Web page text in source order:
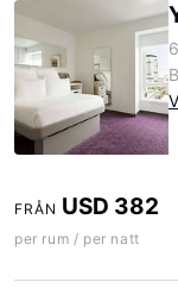
FRÅN USD 382
per rum / per natt